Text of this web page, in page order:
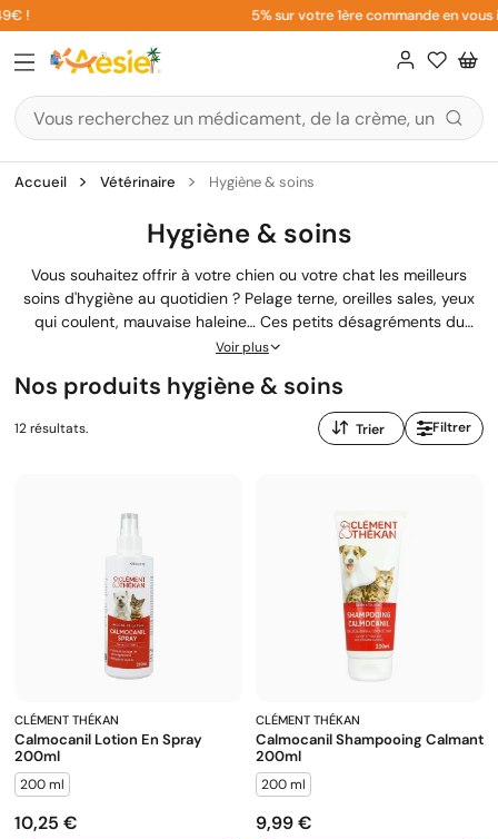
Aller
au
contenu
! 5% sur votre 1ère commande en vous
Accueil Vétérinaire Hygiène & soins
Hygiène & soins
Vous souhaitez offrir à votre chien ou votre chat les meilleurs
soins d'hygiène au quotidien ? Pelage terne, oreilles sales, yeux
qui coulent, mauvaise haleine… Ces petits désagréments du
quotidien méritent une attention régulière pour garantir le bien-
d'hygiène et de soinsvétérinairesvous permet de prendre soin
de votre animal entre deux visites en clinique vétérinaire, avec
des produits adaptés recommandés par les professionnels de la
Voir plus
Nos produits hygiène & soins
12 résultats.
Trier
par
Filtrer
CLÉMENT THÉKAN
Calmocanil Lotion En Spray
200ml
200 ml
Prix
10,25 €
CLÉMENT THÉKAN
Calmocanil Shampooing Calmant
200ml
200 ml
Prix
9,99 €